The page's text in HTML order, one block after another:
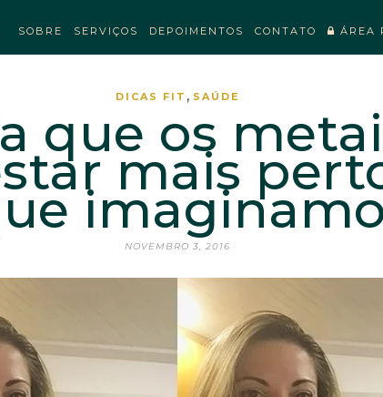
SOBRE SERVIÇOS DEPOIMENTOS CONTATO ÁREA
DICAS FIT , SAÚDE
que os
mais
NOVEMBRO 3, 2016